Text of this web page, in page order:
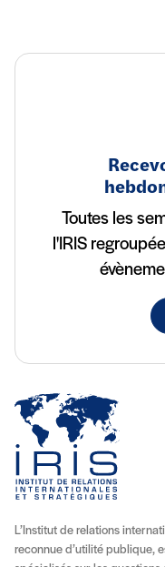
Toutes les
l'IRIS
L’Institut de relations
reconnue d’utilité publique,